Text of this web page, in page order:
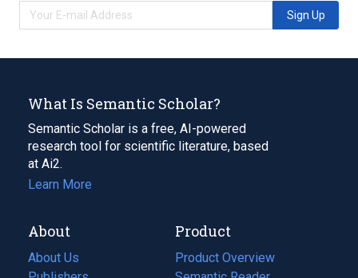
Sign Up
What Is Semantic Scholar?
Semantic Scholar is a free, AI-powered
research tool for scientific literature, based
at Ai2.
Learn More
About
About Us
Product
Product Overview